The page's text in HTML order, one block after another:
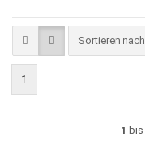
Sortieren nach
Sortieren nach
1
1 bis